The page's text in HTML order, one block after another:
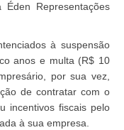
Representações
à suspensão
anos e multa (R$ 10
por sua vez,
de contratar com o
incentivos fiscais pelo
à sua empresa.